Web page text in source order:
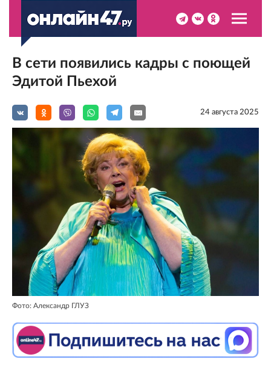
В сети появились кадры с поющей
Эдитой Пьехой
24 августа 2025
Фото: Александр ГЛУЗ